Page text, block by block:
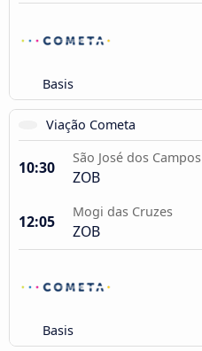
Basis
Viação Cometa
10:30
São José dos Campos
ZOB
12:05
Mogi das Cruzes
ZOB
Basis